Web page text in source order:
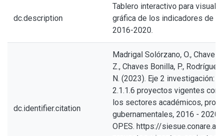
dc.description
Tablero interactivo para
gráfica de los indicadores de
2016-2020.
dc.identifier.citation
Madrigal Solórzano, O., Chaves
Z., Chaves Bonilla, P.,
N. (2023). Eje 2 investigación:
2.1.1.6 proyectos vigentes
los sectores académicos,
gubernamentales, 2016 - 2020.
OPES. https://